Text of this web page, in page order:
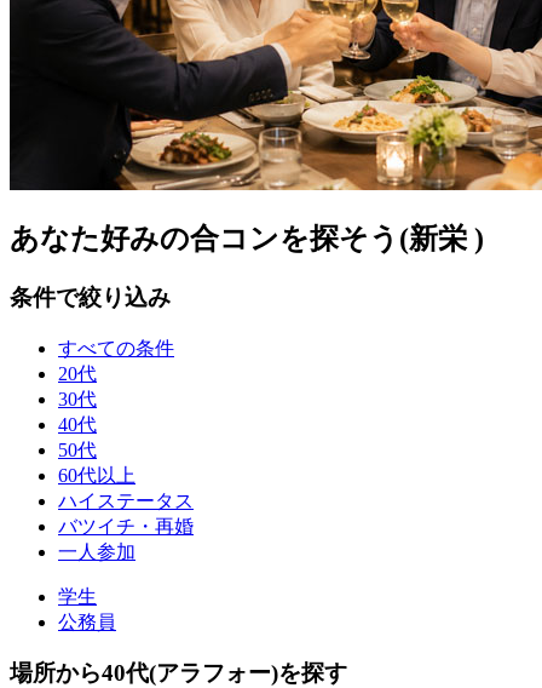
あなた好みの合コンを探そう(新栄 )
条件で絞り込み
すべての条件
20代
30代
40代
50代
60代以上
ハイステータス
バツイチ・再婚
一人参加
学生
公務員
場所から40代(アラフォー)を探す